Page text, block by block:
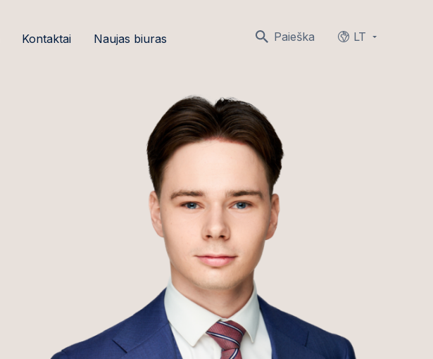
Paieška LT
Kontaktai Naujas biuras